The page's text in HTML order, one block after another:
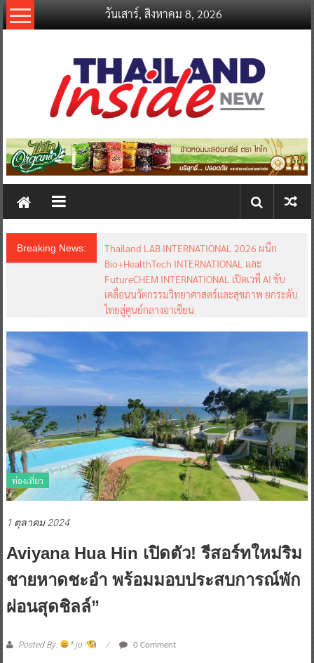
Skip
to
วันเสาร์, สิงหาคม 8, 2026
thailandinsidenew.com
Thailand
New
Breaking News:
Thailand LAB INTERNATIONAL 2026 ผนึก
Bio+HealthTech INTERNATIONAL และ
FutureCHEM INTERNATIONAL เปิดเวที AI ขับ
เคลื่อนนวัตกรรมวิทยาศาสตร์และสุขภาพ ยกระดับ
ไทยสู่ศูนย์กลางอาเซียน
ท่องเที่ยว
1 ตุลาคม 2024
Aviyana Hua Hin เปิดตัว! รีสอร์ทใหม่ริม
ชายหาดชะอำ พร้อมมอบประสบการณ์พัก
ผ่อนสุดชิลล์”
Posted By: ^ jo ^ 0 Comment